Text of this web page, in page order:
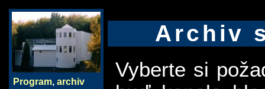
Program, archiv
Archiv
Vyberte si